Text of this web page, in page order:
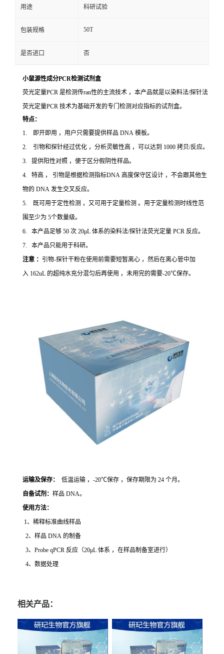
用途 科研试验
包装规格 50T
是否进口 否
小鼠源性成分PCR检测试剂盒
荧光定量PCR 是检测传ran性的主流技术 ，本产品就是以染料法/探针法
荧光定量PCR 技术为基础开发的专门检测对应指标的试剂盒。
特点：
1. 即开即用 ，用户只需要提供样品 DNA 模板。
2. 引物和探针经过优化 ，分析灵敏性高 ，可以达到 1000 拷贝/反应。
3. 提供阳性对照 ，便于区分假阴性样品。
4. 特高 ， 引物是根据检测指标DNA 高度保守区设计 ，不会跟其他生
物的 DNA 发生交叉反应。
5. 既可用于定性检测 ，又可用于定量检测 。用于定量检测时线性范
围至少为 5个数量级。
6. 本产品足够 50 次 20μL 体系的染料法/探针法荧光定量 PCR 反应。
7. 本产品只能用于科研。
注意 ： 引物-探针干粉在使用前需要短暂离心 ，然后在离心管中加
入 162uL 的超纯水充分混匀后再使用 ，未用完的需要-20℃保存。
运输及保存：
低温运输 ，-20℃保存 ，保存期限为 24 个月。
自备试剂： 样品 DNA。
使用方法：
1、稀释标准曲线样品
2、样品 DNA 的制备
3、Probe qPCR 反应（20μL 体系 ，在样品制备室进行）
4、数据处理
相关产品：